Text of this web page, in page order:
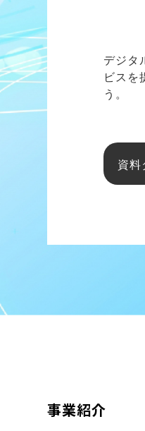
デジタ
ビスを
う。
資料
事業紹介